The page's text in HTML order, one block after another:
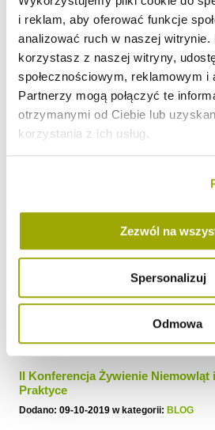
i reklam, aby oferować funkcje
analizować ruch w naszej
korzystasz z naszej witryny,
społecznościowym, reklamowym i
Partnerzy mogą połączyć te
otrzymanymi od Ciebie lub
korzystania z ich usług.
Zezwól na
Spersonalizuj
Odmowa
Dodano: 09-10-2019w kategorii:BLOG
II Konferencja Żywienie Niemowląt
Praktyce
Dodano: 09-10-2019 w kategorii: BLOG